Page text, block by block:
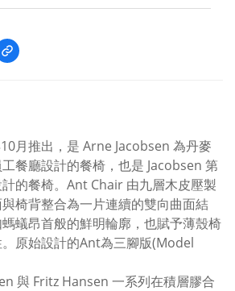
月推出，是 Arne Jacobsen 為丹麥
餐廳設計的餐椅，也是 Jacobsen 第
的餐椅。Ant Chair 由九層木皮壓製
椅背整合為一片連續的雙向曲面結
蟻昂首般的鮮明輪廓，也賦予薄殼椅
原始設計的Ant為三腳版(Model
與 Fritz Hansen 一系列在積層膠合